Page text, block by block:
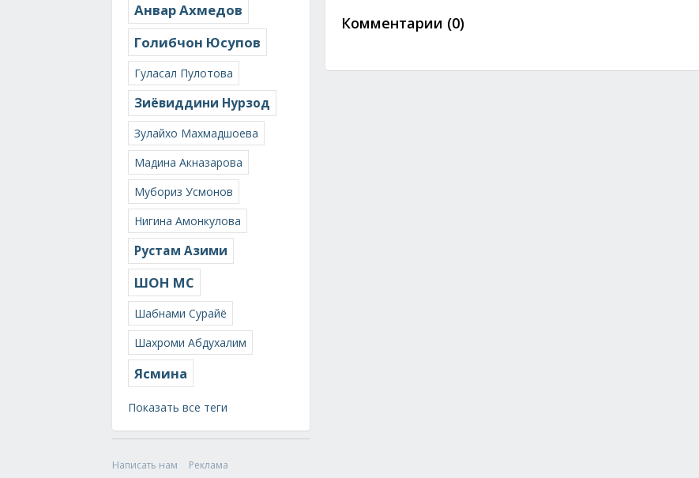
Анвар Ахмедов
Голибчон Юсупов
Гуласал Пулотова
Зиёвиддини Нурзод
Зулайхо Махмадшоева
Мадина Акназарова
Мубориз Усмонов
Нигина Амонкулова
Рустам Азими
ШОН МС
Шабнами Сурайё
Шахроми Абдухалим
Ясмина
Показать все теги
Написать нам
Реклама
Комментарии (0)